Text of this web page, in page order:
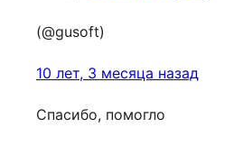
(@gusoft)
10 лет, 3 месяца назад
Спасибо, помогло